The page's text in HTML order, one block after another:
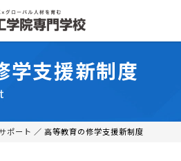
学支援新制度
ポート ／ 高等教育の修学支援新制度